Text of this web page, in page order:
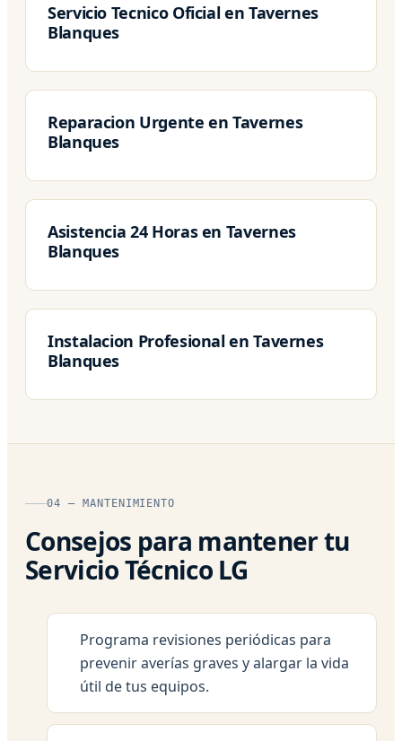
Servicio Tecnico Oficial en Tavernes
Blanques
Reparacion Urgente en Tavernes
Blanques
Asistencia 24 Horas en Tavernes
Blanques
Instalacion Profesional en Tavernes
Blanques
04 — MANTENIMIENTO
Consejos para mantener tu
Servicio Técnico LG
Programa revisiones periódicas para
prevenir averías graves y alargar la vida
útil de tus equipos.